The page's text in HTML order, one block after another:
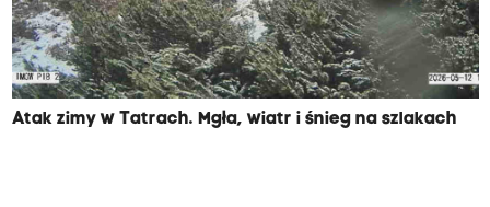
Atak zimy w Tatrach. Mgła, wiatr i śnieg na szlakach